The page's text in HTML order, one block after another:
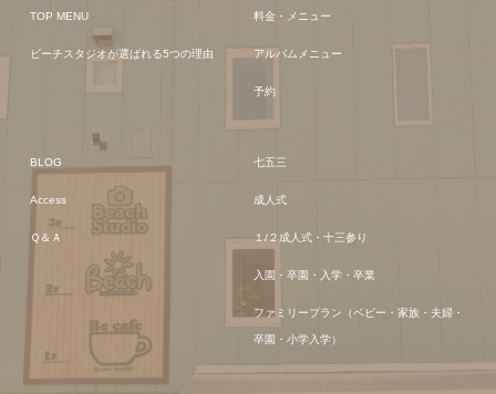
TOP MENU
ビーチスタジオが選ばれる5つの理由
料金・メニュー
アルバムメニュー
予約
BLOG
Access
Ｑ＆Ａ
七五三
成人式
１/２成人式・十三参り
入園・卒園・入学・卒業
ファミリープラン（ベビー・家族・夫婦・
卒園・小学入学）